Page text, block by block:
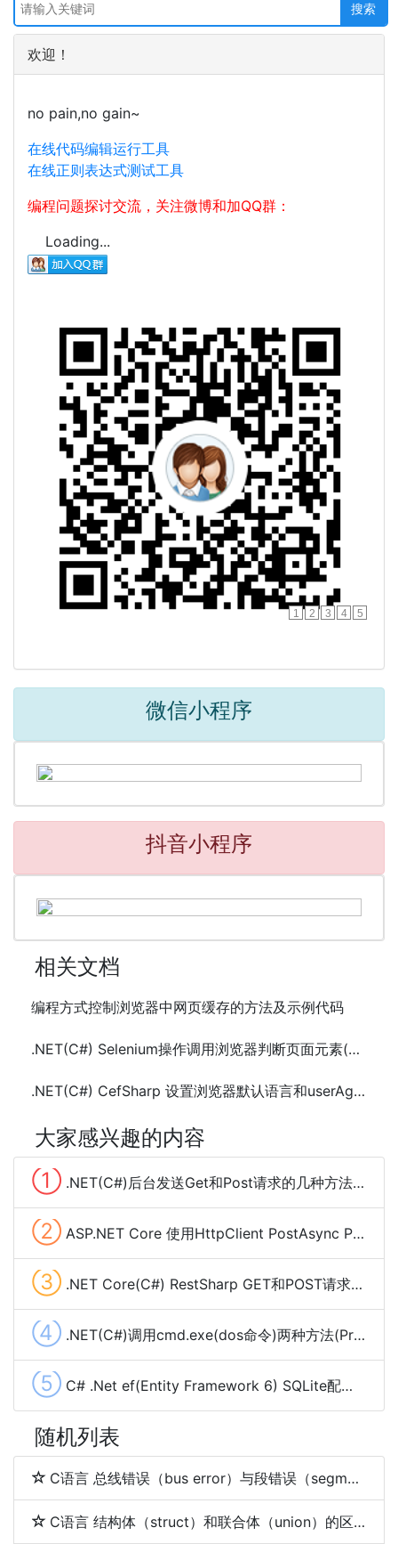
欢迎！
no pain,no gain~
在线代码编辑运行工具
在线正则表达式测试工具
编程问题探讨交流，关注微博和加QQ群：
Loading...
1 2 3 4 5
微信小程序
抖音小程序
相关文档
编程方式控制浏览器中网页缓存的方法及示例代码
.NET(C#) Selenium操作调用浏览器判断页面元素(ElementIsVisible)可见的方法
.NET(C#) CefSharp 设置浏览器默认语言和userAgent及示例代码
大家感兴趣的内容
① .NET(C#)后台发送Get和Post请求的几种方法总结
② ASP.NET Core 使用HttpClient PostAsync POST Json数据
③ .NET Core(C#) RestSharp GET和POST请求、下载大文件及cookie管理
④ .NET(C#)调用cmd.exe(dos命令)两种方法(Process,Cli)
⑤ C# .Net ef(Entity Framework 6) SQLite配置使用(codefirst)
随机列表
C语言 总线错误（bus error）与段错误（segmentation fault）
C语言 结构体（struct）和联合体（union）的区别